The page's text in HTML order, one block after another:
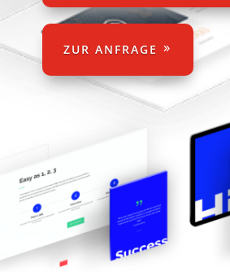
ZUR ANFRAGE